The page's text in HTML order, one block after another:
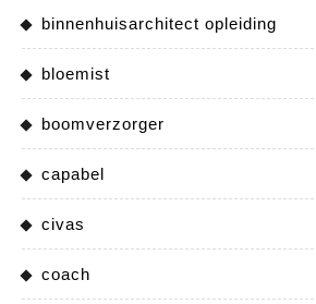
binnenhuisarchitect opleiding
bloemist
boomverzorger
capabel
civas
coach